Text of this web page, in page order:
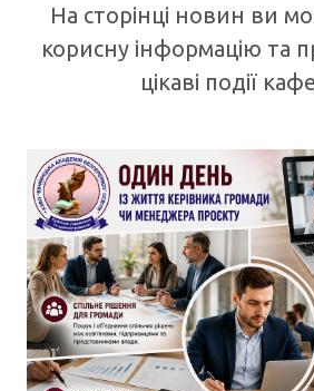
На сторінці новин ви
цікаві події